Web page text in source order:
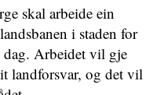
skal arbeide ein
i staden for
Arbeidet vil gje
landforsvar, og det vil